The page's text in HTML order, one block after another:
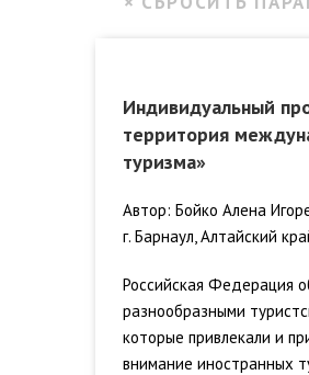
Индивидуальный
территория
туризма»
Автор: Бойко Алена
г. Барнаул, Алтайский
Российская Федерация
разнообразными
которые привлекали и
внимание иностранных